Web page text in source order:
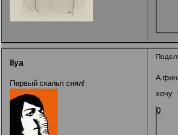
Ilya
Первый скальп снял!
А
хочу
0